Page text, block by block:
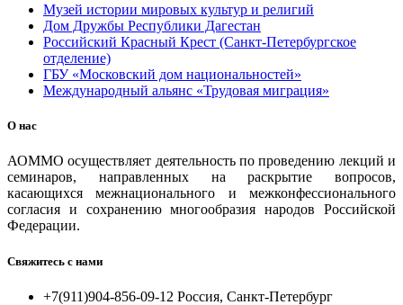
Музей истории мировых культур и религий
Дом Дружбы Республики Дагестан
Российский Красный Крест (Санкт-Петербургское
отделение)
ГБУ «Московский дом национальностей»
Международный альянс «Трудовая миграция»
О нас
АОММО осуществляет деятельность по проведению лекций и
семинаров, направленных на раскрытие вопросов,
касающихся межнационального и межконфессионального
согласия и сохранению многообразия народов Российской
Федерации.
Свяжитесь с нами
+7(911)904-856-09-12 Россия, Санкт-Петербург